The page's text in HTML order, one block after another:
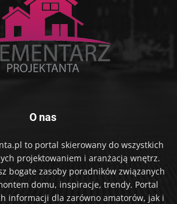
O nas
to portal skierowany do wszystkich
projektowaniem i aranżacją wnętrz.
bogate zasoby poradników związanych
domu, inspiracje, trendy. Portal
informacji dla zarówno amatorów, jak i